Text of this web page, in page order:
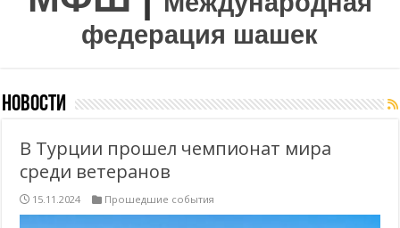
федерация шашек
новости
В Турции прошел чемпионат мира
среди ветеранов
15.11.2024 Прошедшие события